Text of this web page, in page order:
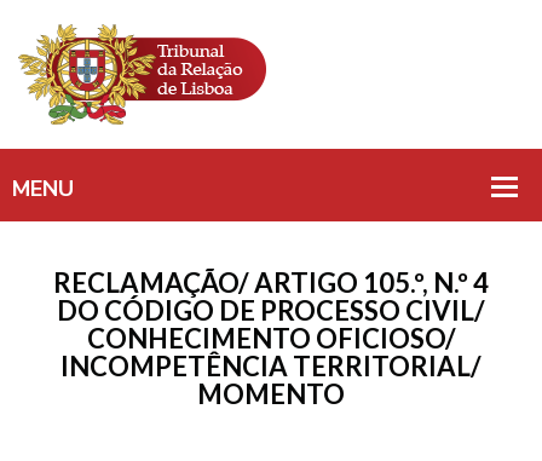
RECLAMAÇÃO/ ARTIGO 105.º, N.º 4
DO CÓDIGO DE PROCESSO CIVIL/
CONHECIMENTO OFICIOSO/
INCOMPETÊNCIA TERRITORIAL/
MOMENTO